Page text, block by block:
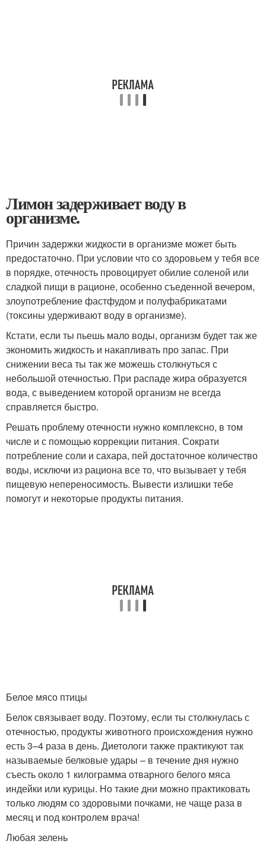
Лимон задерживает воду в
организме.
Причин задержки жидкости в организме может быть
предостаточно. При условии что со здоровьем у тебя все
в порядке, отечность провоцирует обилие соленой или
сладкой пищи в рационе, особенно съеденной вечером,
злоупотребление фастфудом и полуфабрикатами
(токсины удерживают воду в организме).
Кстати, если ты пьешь мало воды, организм будет так же
экономить жидкость и накапливать про запас. При
снижении веса ты так же можешь столкнуться с
небольшой отечностью. При распаде жира образуется
вода, с выведением которой организм не всегда
справляется быстро.
Решать проблему отечности нужно комплексно, в том
числе и с помощью коррекции питания. Сократи
потребление соли и сахара, пей достаточное количество
воды, исключи из рациона все то, что вызывает у тебя
пищевую непереносимость. Вывести излишки тебе
помогут и некоторые продукты питания.
Белое мясо птицы
Белок связывает воду. Поэтому, если ты столкнулась с
отечностью, продукты животного происхождения нужно
есть 3–4 раза в день. Диетологи также практикуют так
называемые белковые удары – в течение дня нужно
съесть около 1 килограмма отварного белого мяса
индейки или курицы. Но такие дни можно практиковать
только людям со здоровыми почками, не чаще раза в
месяц и под контролем врача!
Любая зелень